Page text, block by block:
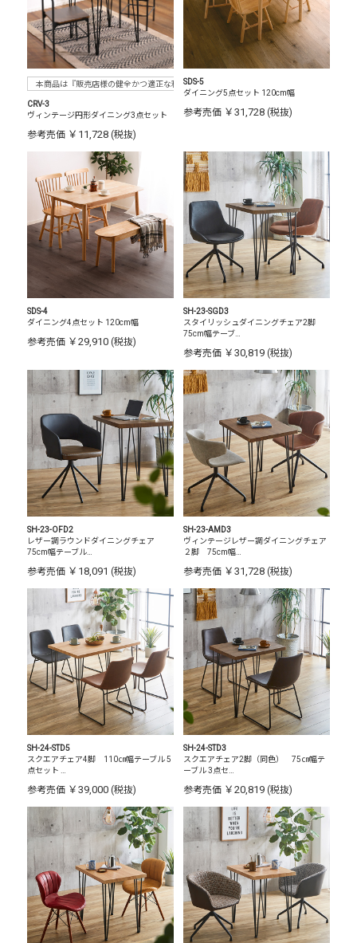
本商品は『販売店様の健全かつ適正な利益確保のため指定価格制度に準拠した販売』をお
CRV-3
ヴィンテージ円形ダイニング3点セット
参考売価 ￥11,728 (税抜)
SDS-5
ダイニング5点セット 120cm幅
参考売価 ￥31,728 (税抜)
SDS-4
ダイニング4点セット 120cm幅
参考売価 ￥29,910 (税抜)
SH-23-SGD3
スタイリッシュダイニングチェア2脚
75cm幅テーブ…
参考売価 ￥30,819 (税抜)
SH-23-OFD2
レザー調ラウンドダイニングチェア
75cm幅テーブル…
参考売価 ￥18,091 (税抜)
SH-23-AMD3
ヴィンテージレザー調ダイニングチェア
２脚 75cm幅…
参考売価 ￥31,728 (税抜)
SH-24-STD5
スクエアチェア4脚 110㎝幅テーブル 5
点セット …
参考売価 ￥39,000 (税抜)
SH-24-STD3
スクエアチェア2脚（同色） 75㎝幅テ
ーブル 3点セ…
参考売価 ￥20,819 (税抜)